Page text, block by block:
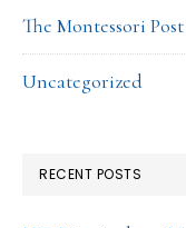
The Montessori Post
Uncategorized
RECENT POSTS